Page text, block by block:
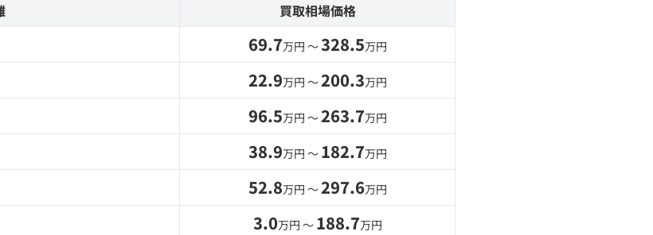
買取相場価格
69.7万円 〜328.5万円
22.9万円 〜200.3万円
96.5万円 〜263.7万円
38.9万円 〜 182.7万円
52.8万円 〜297.6万円
3.0万円 〜 188.7万円